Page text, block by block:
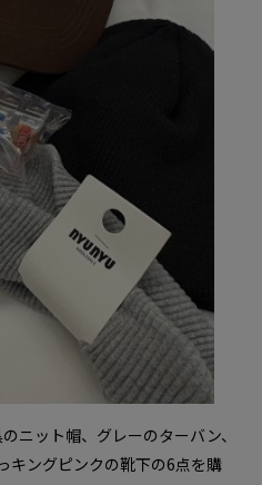
ニット帽、グレーのターバン、
キングピンクの靴下の6点を購